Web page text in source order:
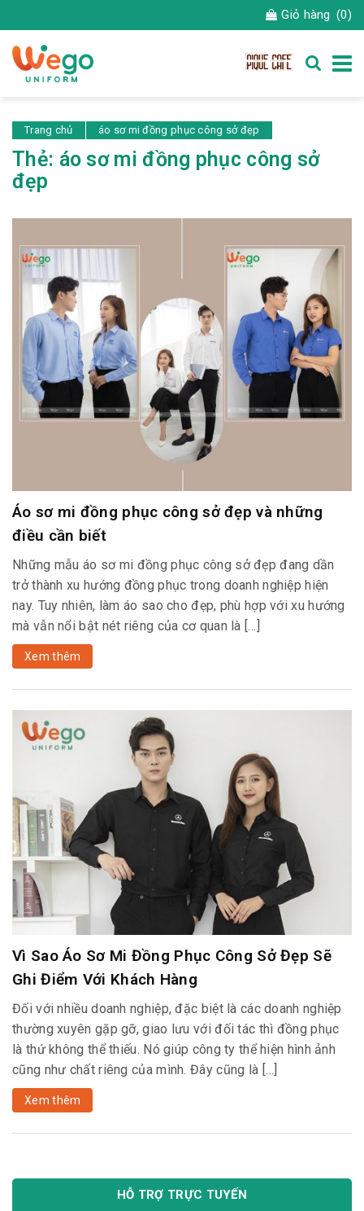
Giỏ hàng (0)
Trang chủ áo sơ mi đồng phục công sở đẹp
Thẻ: áo sơ mi đồng phục công sở
đẹp
Áo sơ mi đồng phục công sở đẹp và những
điều cần biết
Những mẫu áo sơ mi đồng phục công sở đẹp đang dần
trở thành xu hướng đồng phục trong doanh nghiệp hiện
nay. Tuy nhiên, làm áo sao cho đẹp, phù hợp với xu hướng
mà vẫn nổi bật nét riêng của cơ quan là […]
Xem thêm
Vì Sao Áo Sơ Mi Đồng Phục Công Sở Đẹp Sẽ
Ghi Điểm Với Khách Hàng
Đối với nhiều doanh nghiệp, đặc biệt là các doanh nghiệp
thường xuyên gặp gỡ, giao lưu với đối tác thì đồng phục
là thứ không thể thiếu. Nó giúp công ty thể hiện hình ảnh
cũng như chất riêng của mình. Đây cũng là […]
Xem thêm
HỖ TRỢ TRỰC TUYẾN